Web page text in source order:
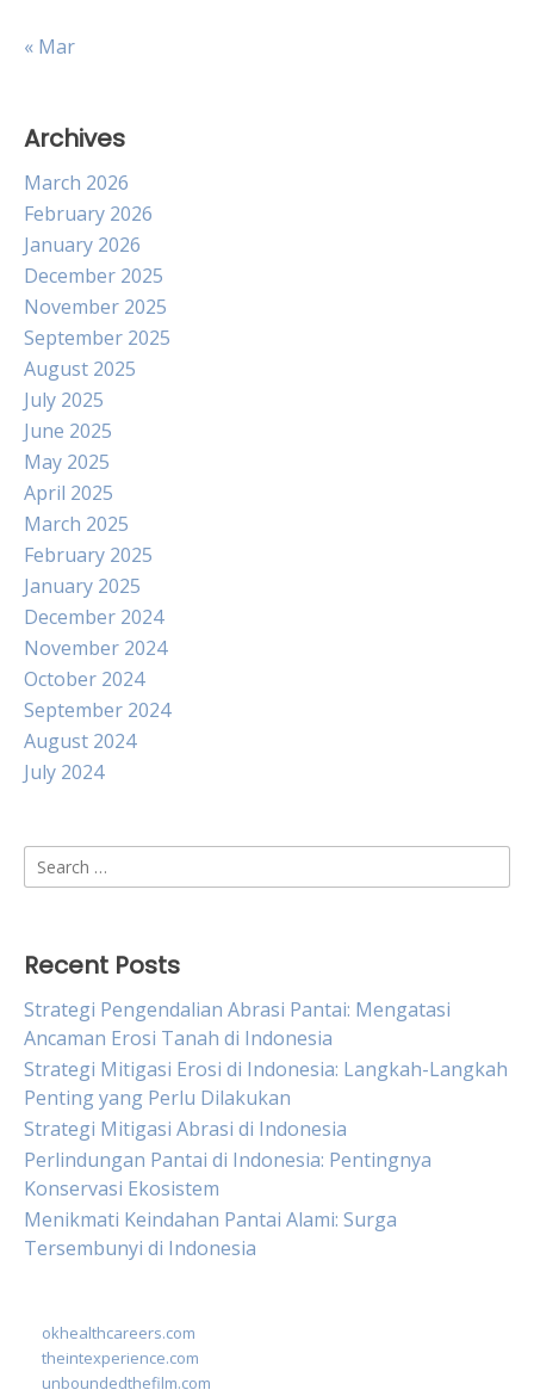
« Mar
Archives
March 2026
February 2026
January 2026
December 2025
November 2025
September 2025
August 2025
July 2025
June 2025
May 2025
April 2025
March 2025
February 2025
January 2025
December 2024
November 2024
October 2024
September 2024
August 2024
July 2024
Search
for:
Recent Posts
Strategi Pengendalian Abrasi Pantai: Mengatasi
Ancaman Erosi Tanah di Indonesia
Strategi Mitigasi Erosi di Indonesia: Langkah-Langkah
Penting yang Perlu Dilakukan
Strategi Mitigasi Abrasi di Indonesia
Perlindungan Pantai di Indonesia: Pentingnya
Konservasi Ekosistem
Menikmati Keindahan Pantai Alami: Surga
Tersembunyi di Indonesia
okhealthcareers.com
theintexperience.com
unboundedthefilm.com